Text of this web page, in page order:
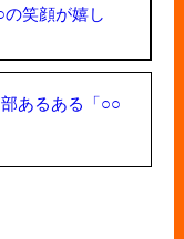
笑顔が嬉し
あるある「○○